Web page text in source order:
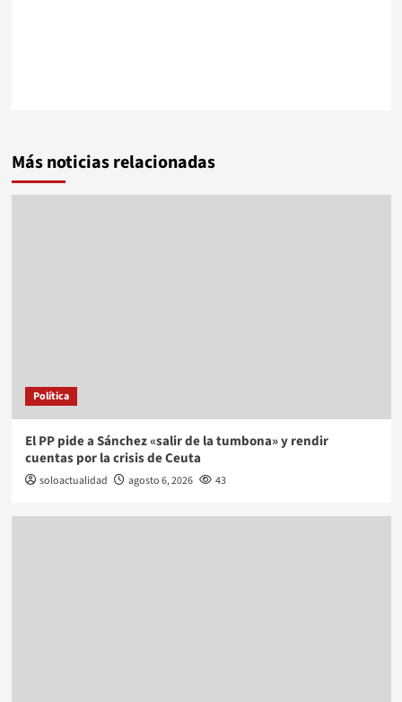
Más noticias relacionadas
Política
El PP pide a Sánchez «salir de la tumbona» y rendir
cuentas por la crisis de Ceuta
soloactualidad agosto 6, 2026 43